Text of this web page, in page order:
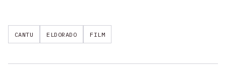
CANTU ELDORADO FILM